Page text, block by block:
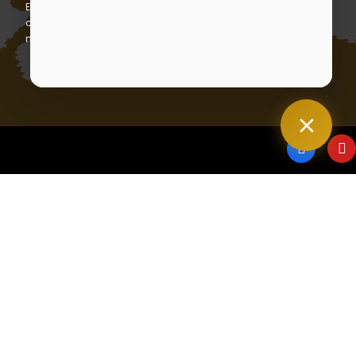
En vous abonnant, vous acceptez notre politique de
confidentialité et consentez à recevoir des mises à jour de
notre entreprise.